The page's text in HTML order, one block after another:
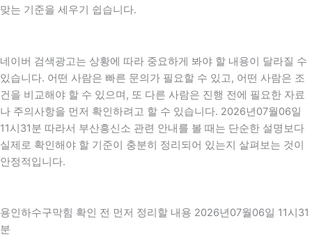
맞는 기준을 세우기 쉽습니다.
네이버 검색광고는 상황에 따라 중요하게 봐야 할 내용이 달라질 수
있습니다. 어떤 사람은 빠른 문의가 필요할 수 있고, 어떤 사람은 조
건을 비교해야 할 수 있으며, 또 다른 사람은 진행 전에 필요한 자료
나 주의사항을 먼저 확인하려고 할 수 있습니다. 2026년07월06일
11시31분 따라서 부산흥신소 관련 안내를 볼 때는 단순한 설명보다
실제로 확인해야 할 기준이 충분히 정리되어 있는지 살펴보는 것이
안정적입니다.
용인하수구막힘 확인 전 먼저 정리할 내용 2026년07월06일 11시31
분